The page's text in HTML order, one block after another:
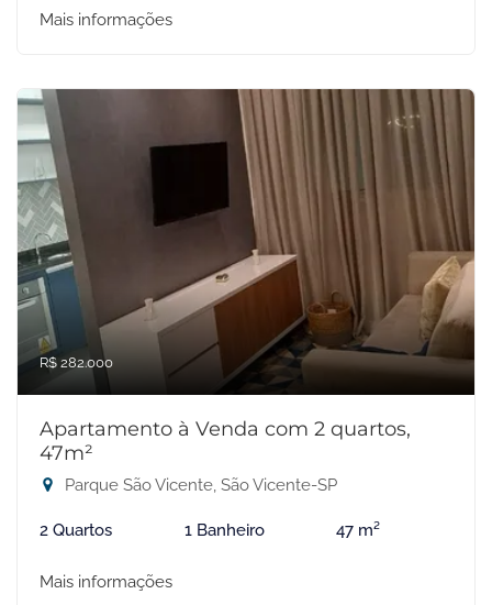
Mais informações
R$ 282.000
Apartamento à Venda com 2 quartos,
47m²
Parque São Vicente, São Vicente-SP
2 Quartos 1 Banheiro 47 m²
Mais informações